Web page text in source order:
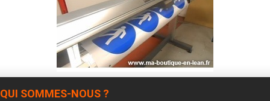
QUI SOMMES-NOUS ?